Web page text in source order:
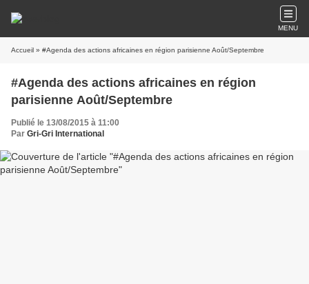
MENU
Accueil » #Agenda des actions africaines en région parisienne Août/Septembre
#Agenda des actions africaines en région
parisienne Août/Septembre
Publié le 13/08/2015 à 11:00
Par Gri-Gri International